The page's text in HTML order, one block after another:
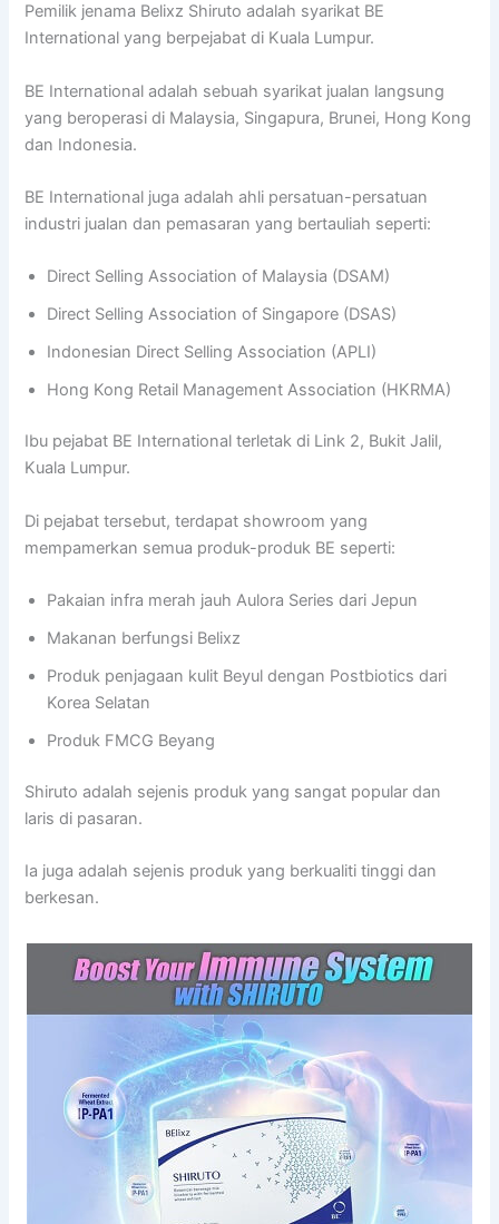
Pemilik jenama Belixz Shiruto adalah syarikat BE
International yang berpejabat di Kuala Lumpur.
BE International adalah sebuah syarikat jualan langsung
yang beroperasi di Malaysia, Singapura, Brunei, Hong Kong
dan Indonesia.
BE International juga adalah ahli persatuan-persatuan
industri jualan dan pemasaran yang bertauliah seperti:
Direct Selling Association of Malaysia (DSAM)
Direct Selling Association of Singapore (DSAS)
Indonesian Direct Selling Association (APLI)
Hong Kong Retail Management Association (HKRMA)
Ibu pejabat BE International terletak di Link 2, Bukit Jalil,
Kuala Lumpur.
Di pejabat tersebut, terdapat showroom yang
mempamerkan semua produk-produk BE seperti:
Pakaian infra merah jauh Aulora Series dari Jepun
Makanan berfungsi Belixz
Produk penjagaan kulit Beyul dengan Postbiotics dari
Korea Selatan
Produk FMCG Beyang
Shiruto adalah sejenis produk yang sangat popular dan
laris di pasaran.
Ia juga adalah sejenis produk yang berkualiti tinggi dan
berkesan.